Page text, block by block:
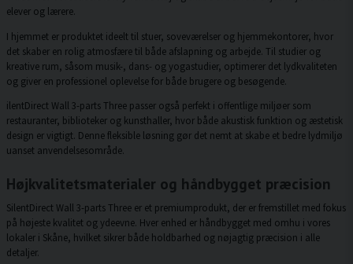
elever og lærere.
I hjemmet er produktet ideelt til stuer, soveværelser og hjemmekontorer, hvor
det skaber en rolig atmosfære til både afslapning og arbejde. Til studier og
kreative rum, såsom musik-, dans- og yogastudier, optimerer det lydkvaliteten
og giver en professionel oplevelse for både brugere og besøgende.
ilentDirect Wall 3-parts Three passer også perfekt i offentlige miljøer som
restauranter, biblioteker og kunsthaller, hvor både akustisk funktion og æstetisk
design er vigtigt. Denne fleksible løsning gør det nemt at skabe et bedre lydmiljø
uanset anvendelsesområde.
Højkvalitetsmaterialer og håndbygget præcision
SilentDirect Wall 3-parts Three er et premiumprodukt, der er fremstillet med fokus
på højeste kvalitet og ydeevne. Hver enhed er håndbygget med omhu i vores
lokaler i Skåne, hvilket sikrer både holdbarhed og nøjagtig præcision i alle
detaljer.